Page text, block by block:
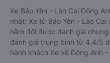
Xe Bảo Yên - Lào Cai Đông
nhất: Xe từ Bảo Yên - Lào
nằm đôi được đánh giá
đánh giá trung bình từ 4.4/5
hành khách Xe về Đông Anh